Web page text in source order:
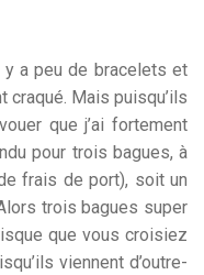
a peu de bracelets et
craqué. Mais puisqu’ils
que j’ai fortement
pour trois bagues, à
frais de port), soit un
trois bagues super
que vous croisiez
viennent d’outre-